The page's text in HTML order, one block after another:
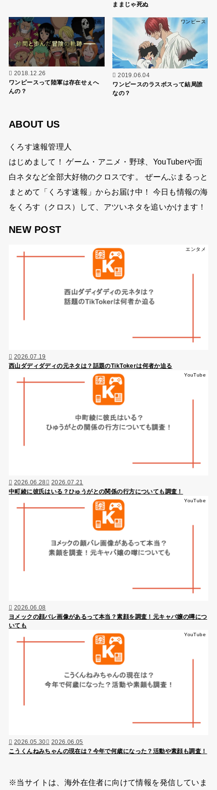
ままじゃ死ぬ
アニメ・漫画
2018.12.26
ワンピースって陸軍は存在せぇへ
んの？
ワンピース
2019.06.04
ワンピースのラスボスって結局誰
なの？
ABOUT US
くろす速報管理人
はじめまして！ ゲーム・アニメ・野球、YouTuberや面
白ネタなど全部大好物のクロスです。 ぜーんぶまるっと
まとめて「くろす速報」からお届け中！ 今日も情報の海
をくろす（クロス）して、アツいネタを追いかけます！
NEW POST
エンタメ
2026.07.19
西山ダディダディの元ネタは？話題のTikTokerは何者か迫る
YouTube
2026.06.28 2026.07.21
中町綾に彼氏はいる？ひゅうがとの関係の行方についても調査！
YouTube
2026.06.08
ヨメックの顔バレ画像があるって本当？素顔を調査！元キャバ嬢の噂につ
いても
YouTube
2026.05.30 2026.06.05
こうくんねみちゃんの現在は？今年で何歳になった？活動や素顔も調査！
※当サイトは、海外在住者に向けて情報を発信していま